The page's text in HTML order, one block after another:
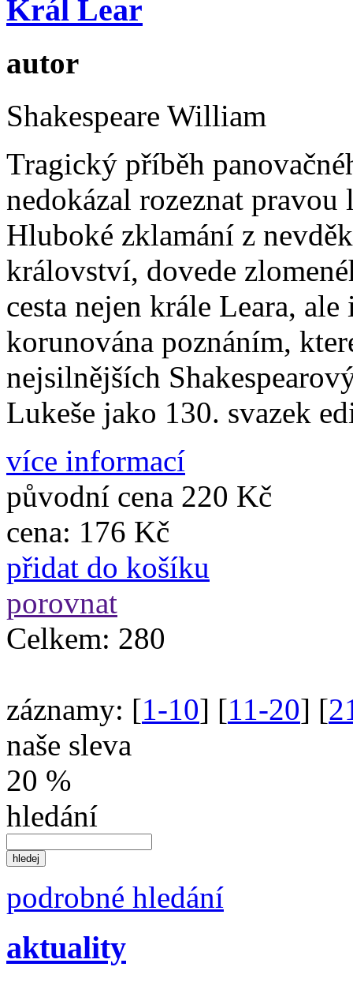
Král Lear
autor
Shakespeare William
Tragický příběh
nedokázal rozeznat
Hluboké zklamání z
království, dovede
cesta nejen krále Leara,
korunována poznáním,
nejsilnějších
Lukeše jako 130. svazek
více informací
původní cena 220 Kč
cena: 176 Kč
přidat do košíku
porovnat
Celkem: 280
záznamy: [1-10] [11-20] [
naše sleva
20 %
hledání
podrobné hledání
aktuality